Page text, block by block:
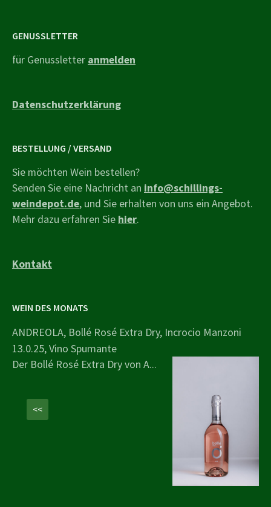
GENUSSLETTER
für Genussletter anmelden
Datenschutzerklärung
BESTELLUNG / VERSAND
Sie möchten Wein bestellen?
Senden Sie eine Nachricht an info@schillings-
weindepot.de, und Sie erhalten von uns ein Angebot.
Mehr dazu erfahren Sie hier.
Kontakt
WEIN DES MONATS
ANDREOLA, Bollé Rosé Extra Dry, Incrocio Manzoni
13.0.25, Vino Spumante
Der Bollé Rosé Extra Dry von A...
<<